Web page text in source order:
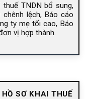
TNDN bổ sung,
chênh lệch, Báo cáo
ty mẹ tối cao, Báo
vị hợp thành.
SƠ KHAI THUẾ